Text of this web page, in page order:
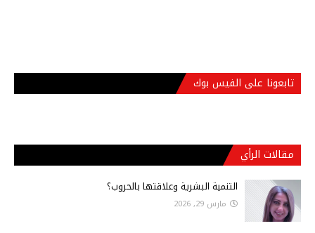
تابعونا على الفيس بوك
مقالات الرأي
التنمية البشرية وعلاقتها بالحروب؟
مارس 29, 2026